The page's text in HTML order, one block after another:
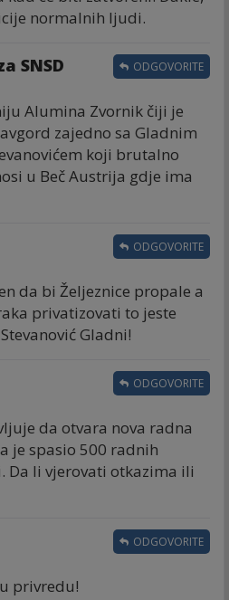
normalnih ljudi.
SNSD
Alumina Zvornik čiji je
zajedno sa Gladnim
koji brutalno
u Beč Austrija gdje ima
ODGOVORITE
da bi Željeznice propale a
privatizovati to jeste
Gladni!
ODGOVORITE
da otvara nova radna
je spasio 500 radnih
Da li vjerovati otkazima ili
ODGOVORITE
privredu!
ODGOVORITE